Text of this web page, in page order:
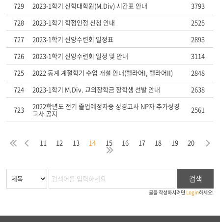
729
2023-1학기 신학대학원(M.Div) 시간표 안내
3793
728
2023-1학기 학점인정 신청 안내
2525
727
2023-1학기 신앙수련회 일정표
2893
726
2023-1학기 신앙수련회 일정 및 안내
3114
725
2022 동계 계절학기 수업 개설 안내(헬라어I, 헬라어II)
2848
724
2023-1학기 M.Div. 교외장학금 장학생 선발 안내 2638
723 2022학년도 전기 졸업예정자중 성경고사 NP자 추가성경
고사 공지 2561
처
음
이 11 12 13 14 15 16 17 18 19 20 다
마
지
검색
글을 작성하시려면 Login하세요!